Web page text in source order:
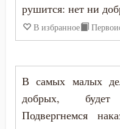
рушится: нет ни
В избранное
В самых малых
добрых, будет
Подвергнемся